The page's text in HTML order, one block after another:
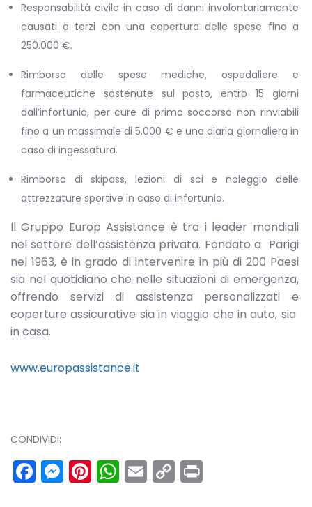
Responsabilità civile in caso di danni involontariamente
causati a terzi con una copertura delle spese fino a
250.000 €.
Rimborso delle spese mediche, ospedaliere e
farmaceutiche sostenute sul posto, entro 15 giorni
dall’infortunio, per cure di primo soccorso non rinviabili
fino a un massimale di 5.000 € e una diaria giornaliera in
caso di ingessatura.
Rimborso di skipass, lezioni di sci e noleggio delle
attrezzature sportive in caso di infortunio.
Il Gruppo Europ Assistance è tra i leader mondiali
nel settore dell’assistenza privata. Fondato a Parigi
nel 1963, è in grado di intervenire in più di 200 Paesi
sia nel quotidiano che nelle situazioni di emergenza,
offrendo servizi di assistenza personalizzati e
coperture assicurative sia in viaggio che in auto, sia
in casa.
www.europassistance.it
CONDIVIDI:
Facebook
Messenger
Pinterest
WhatsApp
Email
Copy